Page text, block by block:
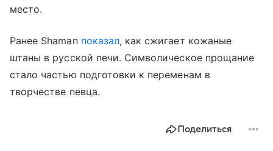
место.
Ранее Shaman показал, как сжигает кожаные
штаны в русской печи. Символическое прощание
стало частью подготовки к переменам в
творчестве певца.
Поделиться